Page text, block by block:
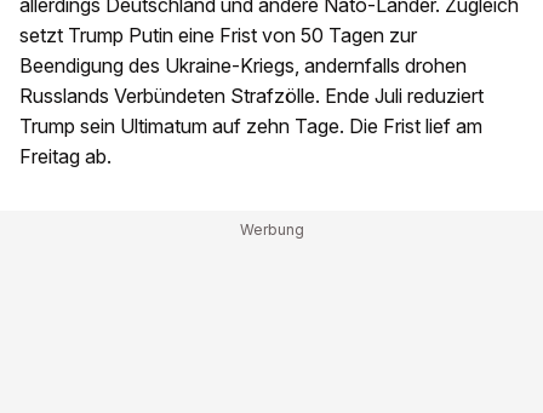
allerdings Deutschland und andere Nato-Länder. Zugleich
setzt Trump Putin eine Frist von 50 Tagen zur
Beendigung des Ukraine-Kriegs, andernfalls drohen
Russlands Verbündeten Strafzölle. Ende Juli reduziert
Trump sein Ultimatum auf zehn Tage. Die Frist lief am
Freitag ab.